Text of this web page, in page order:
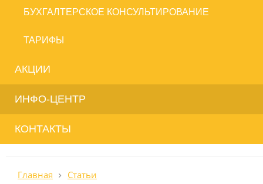
БУХГАЛТЕРСКОЕ КОНСУЛЬТИРОВАНИЕ
ТАРИФЫ
АКЦИИ
ИНФО-ЦЕНТР
КОНТАКТЫ
Главная Статьи